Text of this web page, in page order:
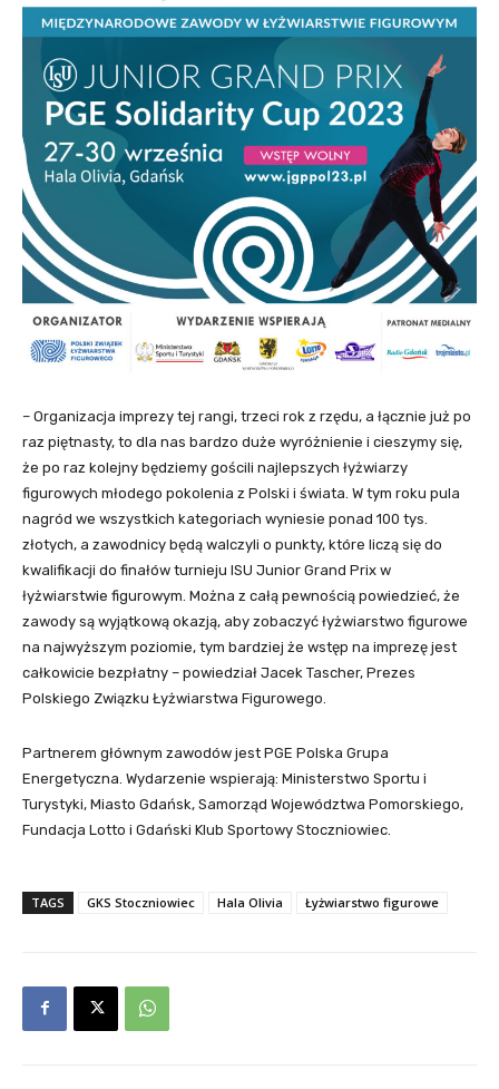
– Organizacja imprezy tej rangi, trzeci rok z rzędu, a łącznie już po
raz piętnasty, to dla nas bardzo duże wyróżnienie i cieszymy się,
że po raz kolejny będziemy gościli najlepszych łyżwiarzy
figurowych młodego pokolenia z Polski i świata. W tym roku pula
nagród we wszystkich kategoriach wyniesie ponad 100 tys.
złotych, a zawodnicy będą walczyli o punkty, które liczą się do
kwalifikacji do finałów turnieju ISU Junior Grand Prix w
łyżwiarstwie figurowym. Można z całą pewnością powiedzieć, że
zawody są wyjątkową okazją, aby zobaczyć łyżwiarstwo figurowe
na najwyższym poziomie, tym bardziej że wstęp na imprezę jest
całkowicie bezpłatny – powiedział Jacek Tascher, Prezes
Polskiego Związku Łyżwiarstwa Figurowego.
Partnerem głównym zawodów jest PGE Polska Grupa
Energetyczna. Wydarzenie wspierają: Ministerstwo Sportu i
Turystyki, Miasto Gdańsk, Samorząd Województwa Pomorskiego,
Fundacja Lotto i Gdański Klub Sportowy Stoczniowiec.
TAGS GKS Stoczniowiec Hala Olivia Łyżwiarstwo figurowe